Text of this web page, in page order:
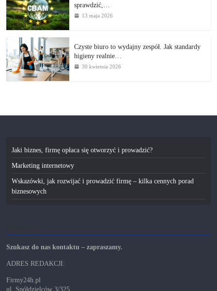
sprawdzić,…
13 maja 2026
Czyste biuro to wydajny zespół. Jak standardy
higieny realnie…
30 kwietnia 2026
Jaki biznes, firmę opłaca się otworzyć i prowadzić?
Marketing internetowy
Wskazówki, jak rozwijać i prowadzić firmę – kilka cennych porad
biznesowych
Szukasz do nas kontaktu – zapraszamy.
ADRES REDAKCJI:
Firmy24h.pl
ul. Spółdzielców 3/325